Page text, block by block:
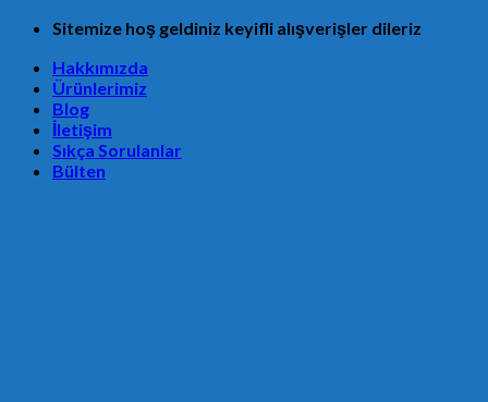
Skip
content
Sitemize hoş geldiniz keyifli alışverişler dileriz
Hakkımızda
Ürünlerimiz
Blog
İletişim
Sıkça Sorulanlar
Bülten